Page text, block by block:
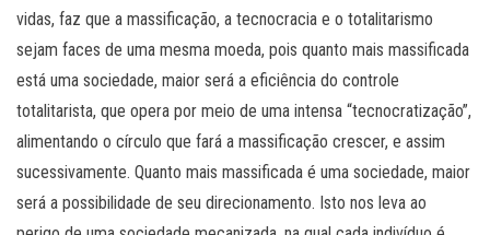
vidas, faz que a massificação, a tecnocracia e o totalitarismo
sejam faces de uma mesma moeda, pois quanto mais massificada
está uma sociedade, maior será a eficiência do controle
totalitarista, que opera por meio de uma intensa “tecnocratização”,
alimentando o círculo que fará a massificação crescer, e assim
sucessivamente. Quanto mais massificada é uma sociedade, maior
será a possibilidade de seu direcionamento. Isto nos leva ao